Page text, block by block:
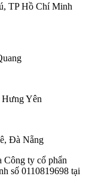
TP Hồ Chí Minh
Yên
Đà Nẵng
Công ty cổ phẩn
số 0110819698 tại